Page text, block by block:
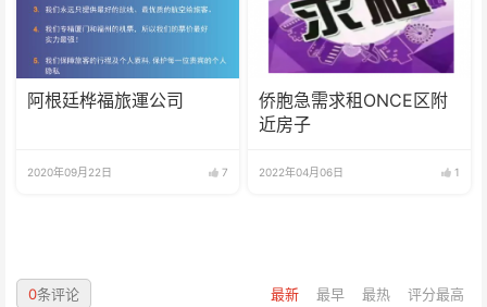
阿根廷桦福旅運公司
2020年09月22日 7
侨胞急需求租ONCE区附
近房子
2022年04月06日 1
最新 最早 最热 评分最高
0条评论